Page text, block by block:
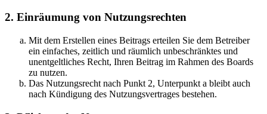
2. Einräumung von Nutzungsrechten
Mit dem Erstellen eines Beitrags erteilen Sie dem Betreiber
ein einfaches, zeitlich und räumlich unbeschränktes und
unentgeltliches Recht, Ihren Beitrag im Rahmen des Boards
zu nutzen.
Das Nutzungsrecht nach Punkt 2, Unterpunkt a bleibt auch
nach Kündigung des Nutzungsvertrages bestehen.